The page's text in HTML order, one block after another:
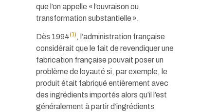
que l’on appelle « l’ouvraison ou
transformation substantielle ».
Dès 1994(1), l’administration française
considérait que le fait de revendiquer une
fabrication française pouvait poser un
problème de loyauté si, par exemple, le
produit était fabriqué entièrement avec
des ingrédients importés alors qu’il l’est
généralement à partir d’ingrédients